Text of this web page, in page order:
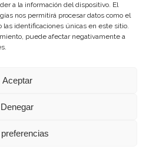
a la información del dispositivo. El
nos permitirá procesar datos como el
las identificaciones únicas en este sitio.
puede afectar negativamente a
Aceptar
Denegar
el Gobierno de Canarias
de gastos del Instituto Canario de
Agroalimentaria